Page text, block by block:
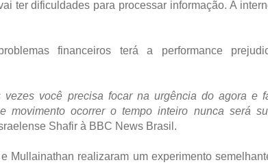
ter dificuldades para processar informação. A
financeiros terá a performance
você precisa focar na urgência do agora e
movimento ocorrer o tempo inteiro nunca será
Shafir à BBC News Brasil.
Mullainathan realizaram um experimento